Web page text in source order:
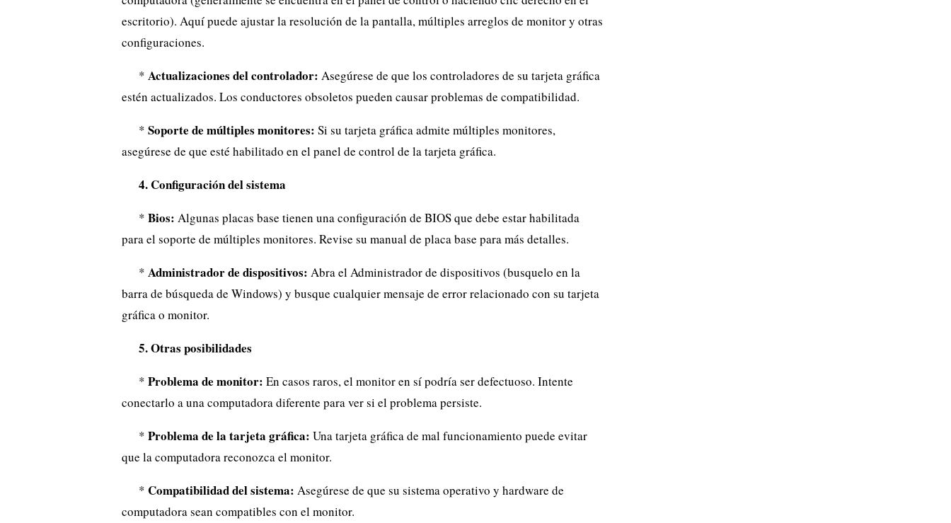
escritorio). Aquí puede ajustar la resolución de la pantalla, múltiples arreglos de monitor y otras
configuraciones.
* Actualizaciones del controlador: Asegúrese de que los controladores de su tarjeta gráfica
estén actualizados. Los conductores obsoletos pueden causar problemas de compatibilidad.
* Soporte de múltiples monitores: Si su tarjeta gráfica admite múltiples monitores,
asegúrese de que esté habilitado en el panel de control de la tarjeta gráfica.
4. Configuración del sistema
* Bios: Algunas placas base tienen una configuración de BIOS que debe estar habilitada
para el soporte de múltiples monitores. Revise su manual de placa base para más detalles.
* Administrador de dispositivos: Abra el Administrador de dispositivos (busquelo en la
barra de búsqueda de Windows) y busque cualquier mensaje de error relacionado con su tarjeta
gráfica o monitor.
5. Otras posibilidades
* Problema de monitor: En casos raros, el monitor en sí podría ser defectuoso. Intente
conectarlo a una computadora diferente para ver si el problema persiste.
* Problema de la tarjeta gráfica: Una tarjeta gráfica de mal funcionamiento puede evitar
que la computadora reconozca el monitor.
* Compatibilidad del sistema: Asegúrese de que su sistema operativo y hardware de
computadora sean compatibles con el monitor.